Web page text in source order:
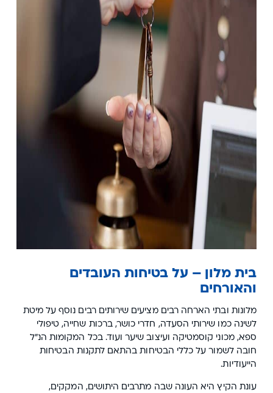
בית מלון – על בטיחות העובדים
והאורחים
מלונות ובתי הארחה רבים מציעים שירותים רבים נוסף על מיטת
לשינה כמו שירותי הסעדה, חדרי כושר, ברכות שחייה, טיפולי
ספא, מכוני קוסמטיקה ועיצוב שיער ועוד. בכל המקומות הנ"ל
חובה לשמור על כללי הבטיחות בהתאם לתקנות הבטיחות
הייעודיות.
עונת הקיץ היא העונה שבה מתרבים היתושים, המקקים,